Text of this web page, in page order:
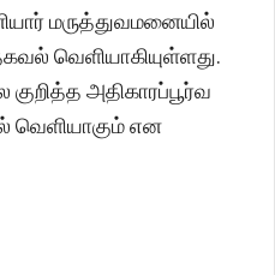
மருத்துவமனையில்
வெளியாகியுள்ளது.
குறித்த அதிகாரப்பூர்வ
வெளியாகும் என